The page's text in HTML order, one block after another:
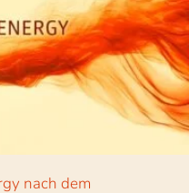
nach dem